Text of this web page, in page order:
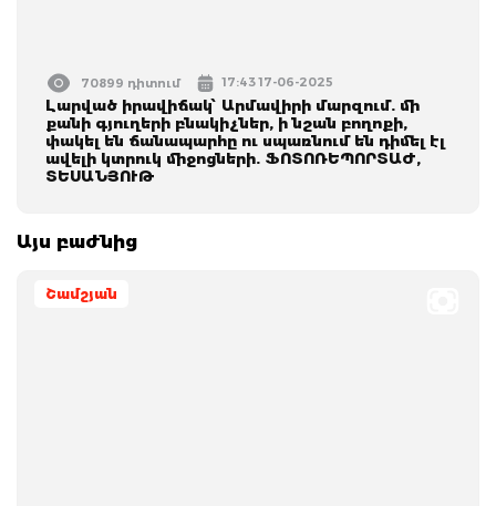
70899 դիտում 17:43 17-06-2025
Լարված իրավիճակ՝ Արմավիրի մարզում. մի
քանի գյուղերի բնակիչներ, ի նշան բողոքի,
փակել են ճանապարհը ու սպառնում են դիմել էլ
ավելի կտրուկ միջոցների. ՖՈՏՈՌԵՊՈՐՏԱԺ,
ՏԵՍԱՆՅՈՒԹ
Այս բաժնից
Շամշյան